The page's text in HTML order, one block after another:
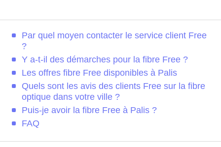
Par quel moyen contacter le service client Free
?
Y a-t-il des démarches pour la fibre Free ?
Les offres fibre Free disponibles à Palis
Quels sont les avis des clients Free sur la fibre
optique dans votre ville ?
Puis-je avoir la fibre Free à Palis ?
FAQ